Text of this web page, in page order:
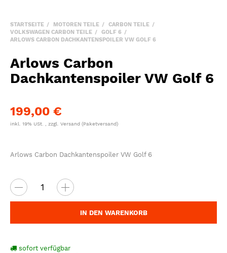
STARTSEITE MOTOREN TEILE
CARBON TEILE
VOLKSWAGEN CARBON TEILE
GOLF 6
ARLOWS CARBON DACHKANTENSPOILER VW GOLF 6
Arlows Carbon
Dachkantenspoiler VW Golf 6
199,00 €
inkl. 19% USt. , zzgl. Versand (Paketversand)
Arlows Carbon Dachkantenspoiler VW Golf 6
IN DEN WARENKORB
sofort verfügbar